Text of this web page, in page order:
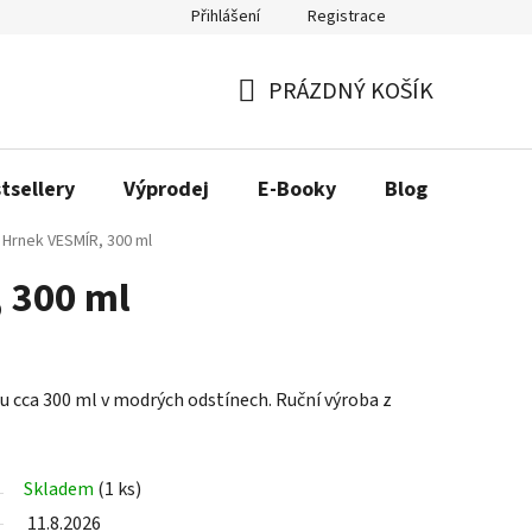
Přihlášení Registrace
KOŠÍK
PRÁZDNÝ KOŠÍK
Výprodej E-Booky Blog
Hrnek VESMÍR, 300 ml
300 ml
300 ml v modrých odstínech. Ruční výroba z
Skladem (1 ks)
11.8.2026